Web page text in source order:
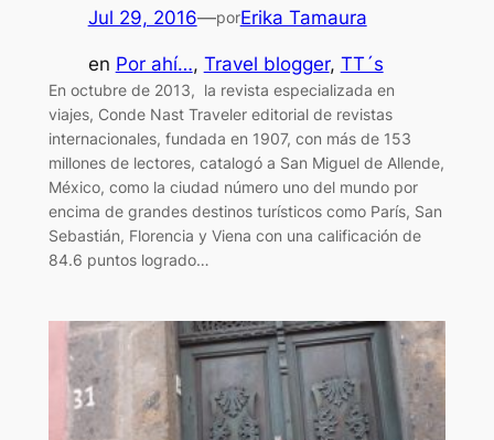
Jul 29, 2016—porErika Tamaura
en Por ahí…, Travel blogger, TT´s
En octubre de 2013, la revista especializada en
viajes, Conde Nast Traveler editorial de revistas
internacionales, fundada en 1907, con más de 153
millones de lectores, catalogó a San Miguel de Allende,
México, como la ciudad número uno del mundo por
encima de grandes destinos turísticos como París, San
Sebastián, Florencia y Viena con una calificación de
84.6 puntos logrado…